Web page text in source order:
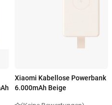
Xiaomi Kabellose Powerbank
6.000mAh Beige